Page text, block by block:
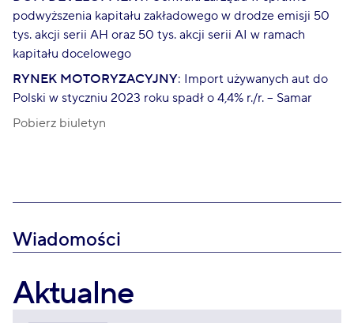
podwyższenia kapitału zakładowego w drodze emisji 50
tys. akcji serii AH oraz 50 tys. akcji serii AI w ramach
kapitału docelowego
RYNEK MOTORYZACYJNY: Import używanych aut do
Polski w styczniu 2023 roku spadł o 4,4% r./r. – Samar
Pobierz biuletyn
Wiadomości
Aktualne